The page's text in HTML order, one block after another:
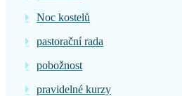
Noc kostelů
pastorační rada
pobožnost
pravidelné kurzy